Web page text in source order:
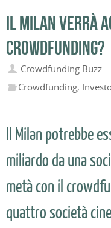
Il Milan verrà
crowdfunding?
Crowdfunding Buzz
Crowdfunding,
Il Milan potrebbe
miliardo da una
metà con il
quattro società